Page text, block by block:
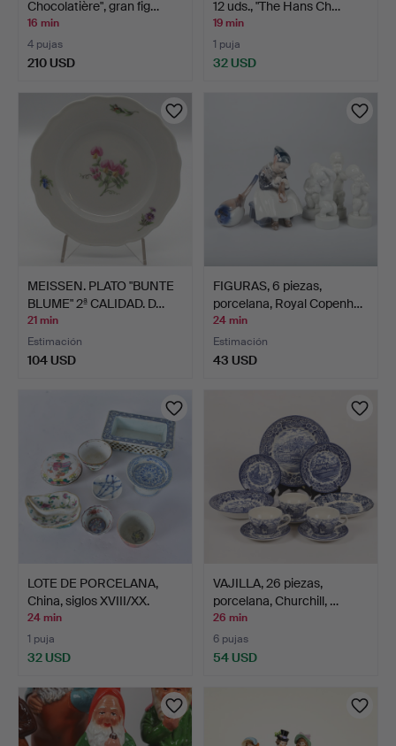
Chocolatière", gran fig…
16 min
4 pujas
210 USD
seleccionado
12 uds., "The Hans Ch…
19 min
1 puja
32 USD
MEISSEN. PLATO "BUNTE
BLUME" 2ª CALIDAD. D…
21 min
Estimación
104 USD
FIGURAS, 6 piezas,
porcelana, Royal Copenh…
24 min
Estimación
43 USD
LOTE DE PORCELANA,
China, siglos XVIII/XX.
24 min
1 puja
32 USD
VAJILLA, 26 piezas,
porcelana, Churchill, …
26 min
6 pujas
54 USD